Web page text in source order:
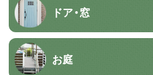
ドア・窓
お庭